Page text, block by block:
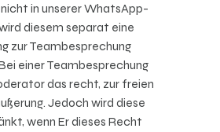
in unserer WhatsApp-
diesem separat eine
zur Teambesprechung
einer Teambesprechung
das recht, zur freien
Jedoch wird diese
wenn Er dieses Recht